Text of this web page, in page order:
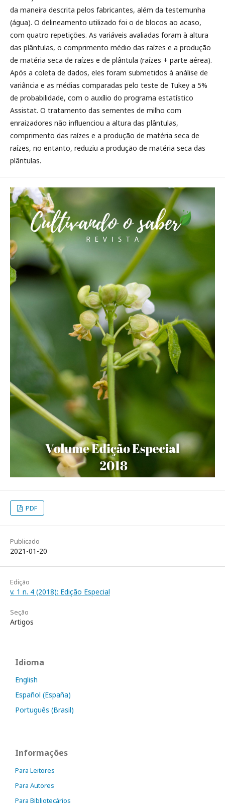
da maneira descrita pelos fabricantes, além da testemunha
(água). O delineamento utilizado foi o de blocos ao acaso,
com quatro repetições. As variáveis avaliadas foram à altura
das plântulas, o comprimento médio das raízes e a produção
de matéria seca de raízes e de plântula (raízes + parte aérea).
Após a coleta de dados, eles foram submetidos à análise de
variância e as médias comparadas pelo teste de Tukey a 5%
de probabilidade, com o auxílio do programa estatístico
Assistat. O tratamento das sementes de milho com
enraizadores não influenciou a altura das plântulas,
comprimento das raízes e a produção de matéria seca de
raízes, no entanto, reduziu a produção de matéria seca das
plântulas.
PDF
Publicado
2021-01-20
Edição
v. 1 n. 4 (2018): Edição Especial
Seção
Artigos
Idioma
English
Español (España)
Português (Brasil)
Informações
Para Leitores
Para Autores
Para Bibliotecários